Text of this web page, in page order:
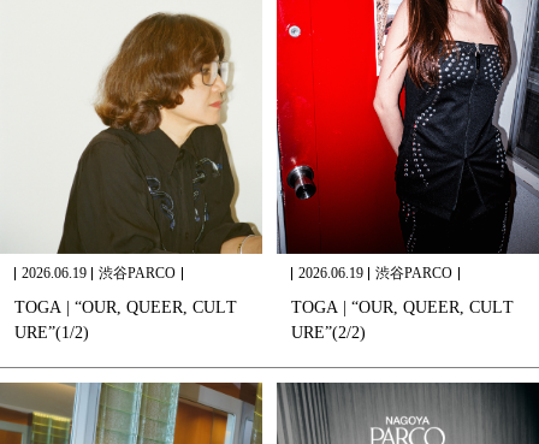
2026.06.19 渋谷PARCO
TOGA | “OUR, QUEER, CULT
URE”(1/2)
2026.06.19 渋谷PARCO
TOGA | “OUR, QUEER, CULT
URE”(2/2)